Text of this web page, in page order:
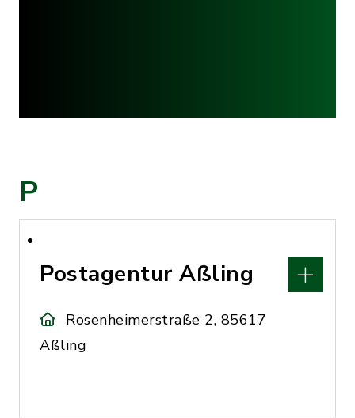
P
Postagentur Aßling
Rosenheimerstraße 2, 85617
Aßling